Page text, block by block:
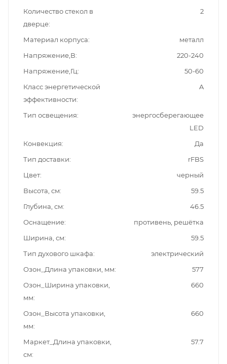
Количество стекол в
дверце
2
Материал корпуса
металл
Напряжение,В
220-240
Напряжение,Гц
50-60
Класс энергетической
эффективности
A
Тип освещения
энергосберегающее
LED
Конвекция
Да
Тип доставки
rFBS
Цвет
черный
Высота, см
59.5
Глубина, см
46.5
Оснащение
противень, решётка
Ширина, см
59.5
Тип духового шкафа
электрический
Озон_Длина упаковки, мм
577
Озон_Ширина упаковки,
мм
660
Озон_Высота упаковки,
мм
660
Маркет_Длина упаковки,
см
57.7